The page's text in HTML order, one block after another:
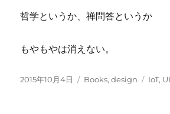
哲学というか、禅問答というか
もやもやは消えない。
投
2015年10月4日
カ
Books,design
タ
IoT,